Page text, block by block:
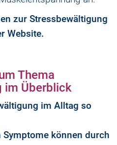
zur Stressbewältigung
Website.
Thema
im Überblick
im Alltag so
können durch